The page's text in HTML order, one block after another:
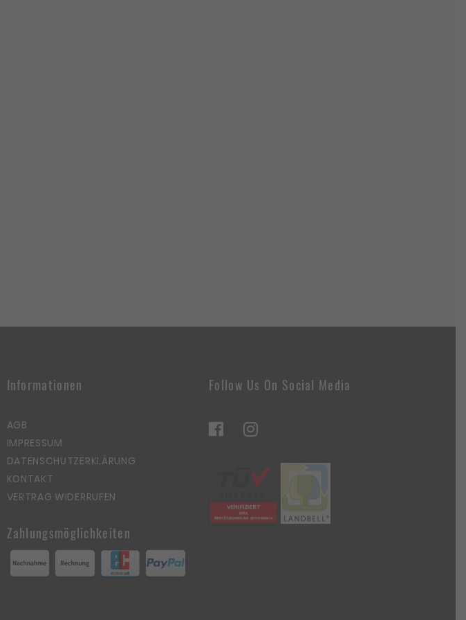
Informationen
AGB
IMPRESSUM
DATENSCHUTZERKLÄRUNG
KONTAKT
VERTRAG WIDERRUFEN
Zahlungsmöglichkeiten
Follow Us On Social Media